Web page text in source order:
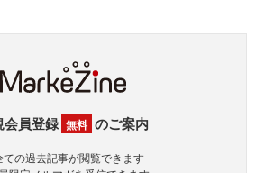
会員登録 無料 のご案内
ての過去記事が閲覧できます